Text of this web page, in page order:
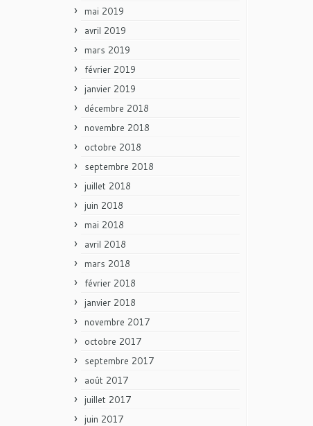
mai 2019
avril 2019
mars 2019
février 2019
janvier 2019
décembre 2018
novembre 2018
octobre 2018
septembre 2018
juillet 2018
juin 2018
mai 2018
avril 2018
mars 2018
février 2018
janvier 2018
novembre 2017
octobre 2017
septembre 2017
août 2017
juillet 2017
juin 2017